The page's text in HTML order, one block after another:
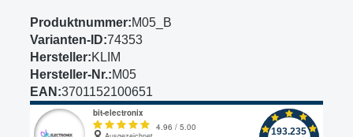
Produktnummer:M05_B
Varianten-ID:74353
Hersteller:KLIM
Hersteller-Nr.:M05
EAN:3701152100651